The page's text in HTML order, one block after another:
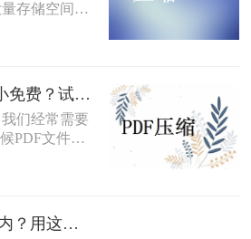
存储空间，
么pdf文件怎
绍三种有效
怎么压缩pdf文件大小免费？试试这二种压缩方法！
们经常需要
PDF文件过
那么怎么压
文将介绍两
pdf怎么压缩到5m以内？用这二种压缩方法！